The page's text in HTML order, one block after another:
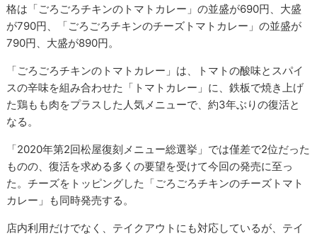
格は「ごろごろチキンのトマトカレー」の並盛が690円、大盛
が790円、「ごろごろチキンのチーズトマトカレー」の並盛が
790円、大盛が890円。
「ごろごろチキンのトマトカレー」は、トマトの酸味とスパイ
スの辛味を組み合わせた「トマトカレー」に、鉄板で焼き上げ
た鶏もも肉をプラスした人気メニューで、約3年ぶりの復活と
なる。
「2020年第2回松屋復刻メニュー総選挙」では僅差で2位だった
ものの、復活を求める多くの要望を受けて今回の発売に至っ
た。チーズをトッピングした「ごろごろチキンのチーズトマト
カレー」も同時発売する。
店内利用だけでなく、テイクアウトにも対応しているが、テイ